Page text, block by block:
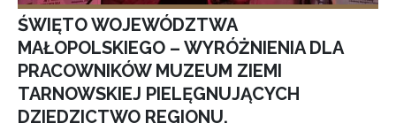
ŚWIĘTO WOJEWÓDZTWA
MAŁOPOLSKIEGO – WYRÓŻNIENIA DLA
PRACOWNIKÓW MUZEUM ZIEMI
TARNOWSKIEJ PIELĘGNUJĄCYCH
DZIEDZICTWO REGIONU.